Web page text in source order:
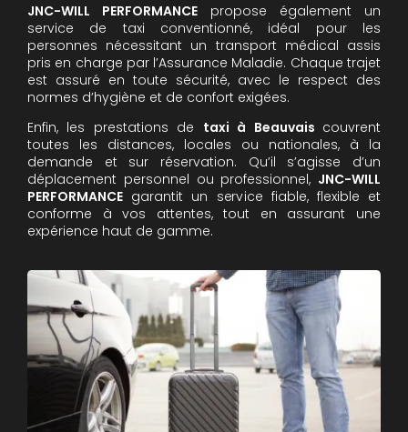
JNC-WILL PERFORMANCE propose également un
service de taxi conventionné, idéal pour les
personnes nécessitant un transport médical assis
pris en charge par l’Assurance Maladie. Chaque trajet
est assuré en toute sécurité, avec le respect des
normes d’hygiène et de confort exigées.
Enfin, les prestations de taxi à Beauvais couvrent
toutes les distances, locales ou nationales, à la
demande et sur réservation. Qu’il s’agisse d’un
déplacement personnel ou professionnel, JNC-WILL
PERFORMANCE garantit un service fiable, flexible et
conforme à vos attentes, tout en assurant une
expérience haut de gamme.